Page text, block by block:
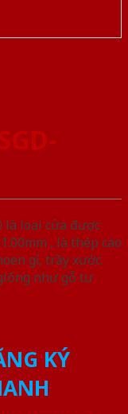
là loại cửa được
, là thép cao
gỉ, trầy xước.
như gỗ tự
KÝ